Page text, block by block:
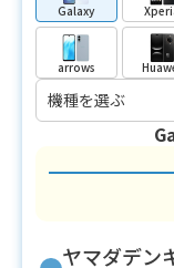
Galaxy
arrows
ヤマダデン